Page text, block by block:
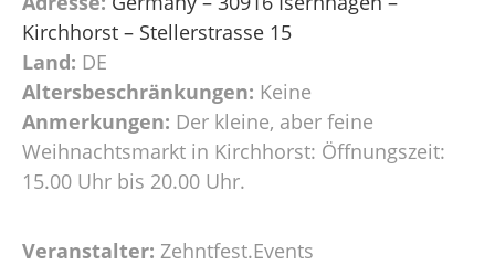
Kirchhorst – Stellerstrasse 15
Land: DE
Altersbeschränkungen: Keine
Anmerkungen: Der kleine, aber feine
Weihnachtsmarkt in Kirchhorst: Öffnungszeit:
15.00 Uhr bis 20.00 Uhr.
Veranstalter: Zehntfest.Events